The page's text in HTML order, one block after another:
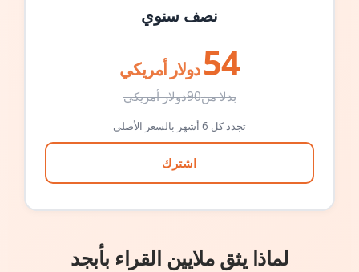
نصف سنوي
54 دولار أمريكي
بدلا من90دولار أمريكي
تجدد كل 6 أشهر بالسعر الأصلي
اشترك
لماذا يثق ملايين القراء بأبجد